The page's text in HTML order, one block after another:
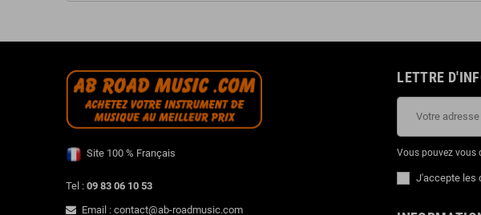
Site 100 % Français
Tel : 09 83 06 10 53
Email : contact@ab-roadmusic.com
LETTRE
Vous pouvez vous
J'accepte les